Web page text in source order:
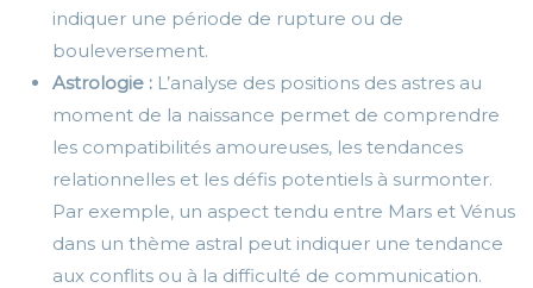
indiquer une période de rupture ou de
bouleversement.
Astrologie : L’analyse des positions des astres au
moment de la naissance permet de comprendre
les compatibilités amoureuses, les tendances
relationnelles et les défis potentiels à surmonter.
Par exemple, un aspect tendu entre Mars et Vénus
dans un thème astral peut indiquer une tendance
aux conflits ou à la difficulté de communication.